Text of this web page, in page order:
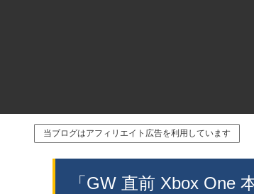
当ブログはアフィリエイト広告を利用しています
「GW 直前 Xbox One